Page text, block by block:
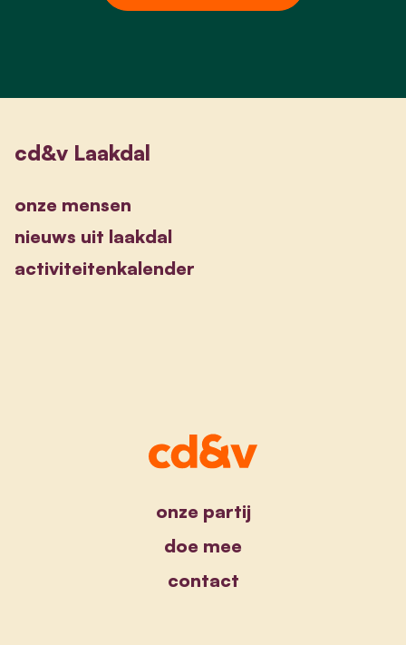
cd&v Laakdal
onze mensen
nieuws uit laakdal
activiteitenkalender
onze partij
doe mee
contact